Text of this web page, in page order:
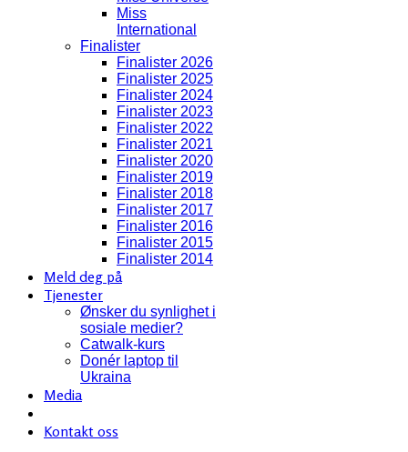
Miss
International
Finalister
Finalister 2026
Finalister 2025
Finalister 2024
Finalister 2023
Finalister 2022
Finalister 2021
Finalister 2020
Finalister 2019
Finalister 2018
Finalister 2017
Finalister 2016
Finalister 2015
Finalister 2014
Meld deg på
Tjenester
Ønsker du synlighet i
sosiale medier?
Catwalk-kurs
Donér laptop til
Ukraina
Media
Kontakt oss